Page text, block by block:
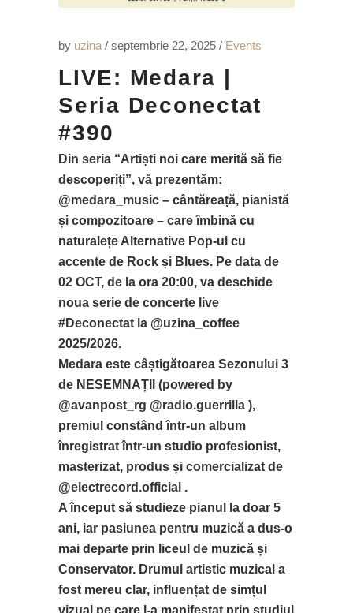
by uzina septembrie 22, 2025 Events
LIVE: Medara |
Seria Deconectat
#390
Din seria “Artiști noi care merită să fie
descoperiți”, vă prezentăm:
@medara_music – cântăreață, pianistă
și compozitoare – care îmbină cu
naturalețe Alternative Pop-ul cu
accente de Rock și Blues. Pe data de
02 OCT, de la ora 20:00, va deschide
noua serie de concerte live
#Deconectat la @uzina_coffee
2025/2026.
Medara este câștigătoarea Sezonului 3
de NESEMNAȚII (powered by
@avanpost_rg @radio.guerrilla ),
premiul constând într-un album
înregistrat într-un studio profesionist,
masterizat, produs și comercializat de
@electrecord.official .
A început să studieze pianul la doar 5
ani, iar pasiunea pentru muzică a dus-o
mai departe prin liceul de muzică și
Conservator. Drumul artistic muzical a
fost mereu clar, influențat de simțul